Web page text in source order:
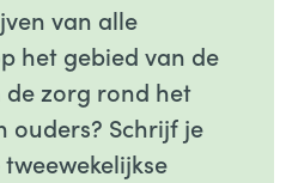
van alle
het gebied van de
zorg rond het
ouders? Schrijf je